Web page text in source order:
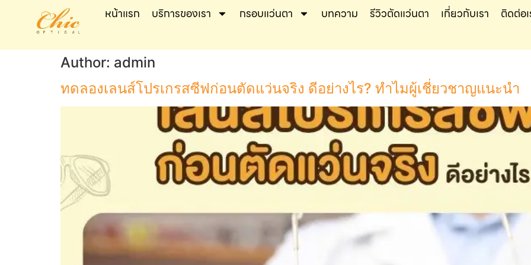
หน้าแรก บริการของเรา กรอบแว่นตา บทความ รีวิวตัดแว่นตา เกี่ยวกับเรา ติดต่อ
Author: admin
ทดลองเลนส์โปรเกรสซีฟก่อนตัดแว่นจริง ดีอย่างไร? ทำไมผู้เชี่ยวชาญแนะนำ